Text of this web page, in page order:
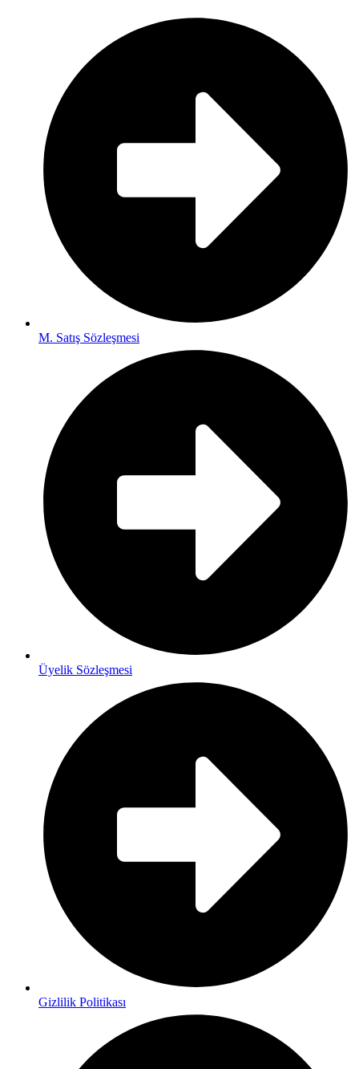
M. Satış Sözleşmesi
Üyelik Sözleşmesi
Gizlilik Politikası